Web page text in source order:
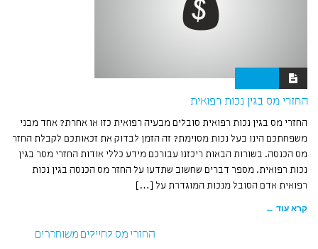
החזרי מס בגין נכות רפואית
החזרי מס בגין נכות רפואית סובלים מבעיה רפואית כזו או אחרת? אחד מבני
משפחתכם הינו בעל נכות מסוימת? זה הזמן לבדוק את זכאותכם לקבלת החזר
מס הכנסה. בשורות הבאות ריכזנו עבורכם מידע כללי אודות החזרי מסר בגין
נכות רפואית. מספר דברים שחשוב שתדעו על החזר מס הכנסה בגין נכות
רפואית אדם הסובל מנכות המוגדרת על […]
קרא עוד ←
החזרי מס לחיילים משוחררים